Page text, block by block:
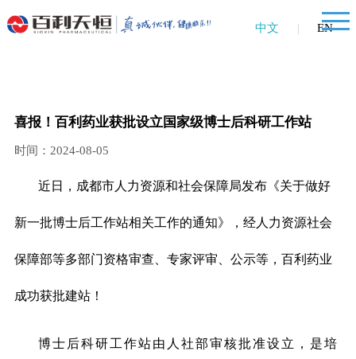
中文 | EN
喜报！百利药业获批设立国家级博士后科研工作站
时间：2024-08-05
近日，成都市人力资源和社会保障局发布《关于做好
新一批博士后工作站相关工作的通知》，经人力资源社会
保障部等多部门资格审查、专家评审、公示等， 百利药业
成功获批建站！
博士后科研工作站由人社部审核批准设立，是培